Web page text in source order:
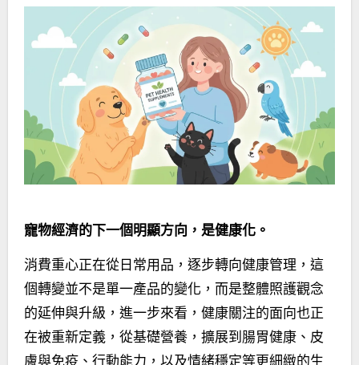
寵物經濟的下一個明顯方向，是健康化。
消費重心正在從日常用品，逐步轉向健康管理，這
個轉變並不是單一產品的變化，而是整體照護觀念
的延伸與升級，進一步來看，健康關注的面向也正
在被重新定義，從基礎營養，擴展到腸胃健康、皮
膚與免疫、行動能力，以及情緒穩定等更細緻的生